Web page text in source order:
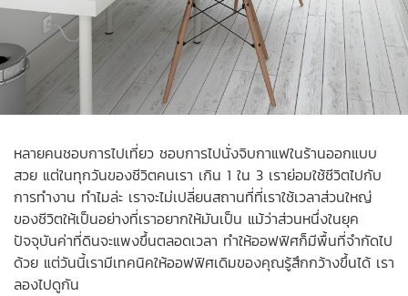
หลายคนชอบการไปเที่ยว ชอบการไปนั่งจิบกาแฟในร้านออกแบบ
สวย แต่ในทุกวันของชีวิตคนเรา เกิน 1 ใน 3 เราย่อมใช้ชีวิตไปกับ
การทำงาน ทำไมล่ะ เราจะไม่เปลี่ยนสถานที่ที่เราใช้เวลาส่วนใหญ่
ของชีวิตให้เป็นอย่างที่เราอยากให้มันเป็น แม้ว่าส่วนหนึ่งในยุค
ปัจจุบันค่าที่ดินจะแพงขึ้นตลอดเวลา ทำให้ออฟฟิศก็มีพื้นที่จำกัดไป
ด้วย แต่วันนี้เรามีเทคนิคให้ออฟฟิศเดิมของคุณรู้สึกกว้างขึ้นได้ เรา
ลองไปดูกัน